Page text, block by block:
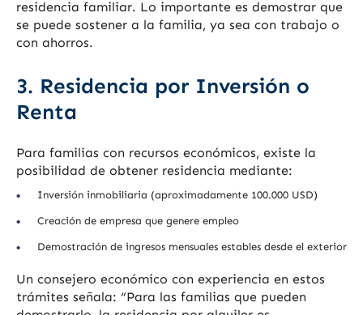
residencia familiar. Lo importante es demostrar que
se puede sostener a la familia, ya sea con trabajo o
con ahorros.
3. Residencia por Inversión o
Renta
Para familias con recursos económicos, existe la
posibilidad de obtener residencia mediante:
Inversión inmobiliaria (aproximadamente 100.000 USD)
Creación de empresa que genere empleo
Demostración de ingresos mensuales estables desde el exterior
Un consejero económico con experiencia en estos
trámites señala: “Para las familias que pueden